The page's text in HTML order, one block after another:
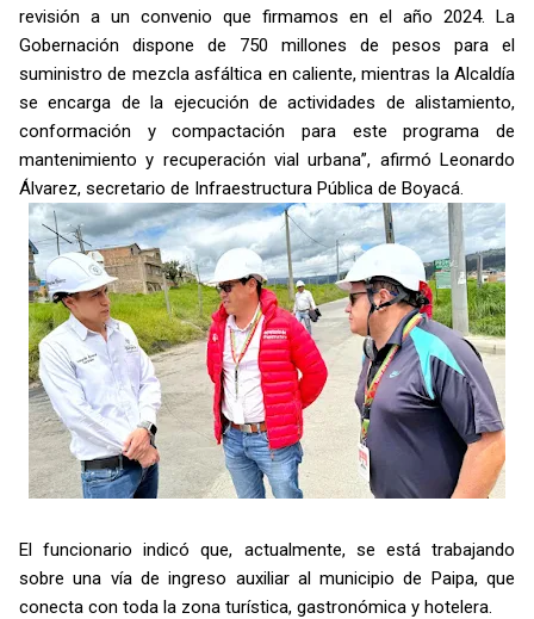
revisión a un convenio que firmamos en el año 2024. La
Gobernación dispone de 750 millones de pesos para el
suministro de mezcla asfáltica en caliente, mientras la Alcaldía
se encarga de la ejecución de actividades de alistamiento,
conformación y compactación para este programa de
mantenimiento y recuperación vial urbana”, afirmó Leonardo
Álvarez, secretario de Infraestructura Pública de Boyacá.
El funcionario indicó que, actualmente, se está trabajando
sobre una vía de ingreso auxiliar al municipio de Paipa, que
conecta con toda la zona turística, gastronómica y hotelera.